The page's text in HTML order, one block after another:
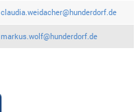
claudia.weidacher@hunderdorf.de
markus.wolf@hunderdorf.de